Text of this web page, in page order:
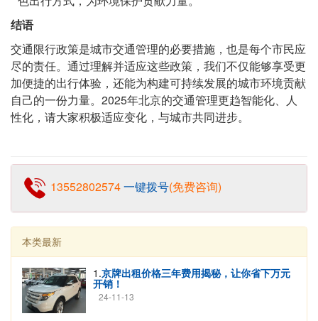
结语
交通限行政策是城市交通管理的必要措施，也是每个市民应
尽的责任。通过理解并适应这些政策，我们不仅能够享受更
加便捷的出行体验，还能为构建可持续发展的城市环境贡献
自己的一份力量。2025年北京的交通管理更趋智能化、人
性化，请大家积极适应变化，与城市共同进步。
13552802574一键拨号(免费咨询)
本类最新
1.京牌出租价格三年费用揭秘，让你省下万元
开销！
24-11-13